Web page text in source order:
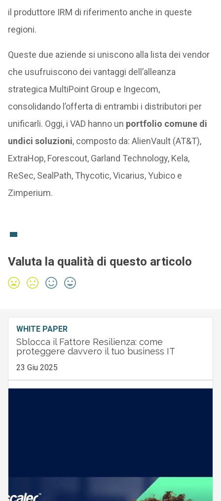
il produttore IRM di riferimento anche in queste
regioni.
Queste due aziende si uniscono alla lista dei vendor
che usufruiscono dei vantaggi dell’alleanza
strategica MultiPoint Group e Ingecom,
consolidando l’offerta di entrambi i distributori per
unificarli. Oggi, i VAD hanno un portfolio comune di
undici soluzioni, composto da: AlienVault (AT&T),
ExtraHop, Forescout, Garland Technology, Kela,
ReSec, SealPath, Thycotic, Vicarius, Yubico e
Zimperium.
Valuta la qualità di questo articolo
WHITE PAPER
Sblocca il Fattore Resilienza: come
proteggere davvero il tuo business IT
23 Giu 2025